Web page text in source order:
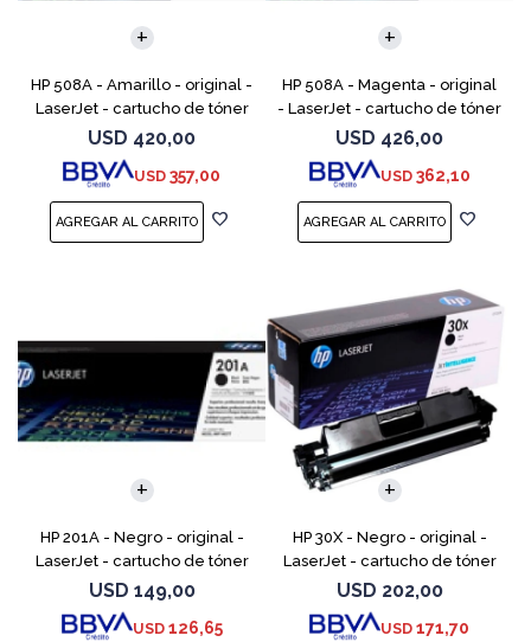
HP 508A - Amarillo - original -
LaserJet - cartucho de tóner
(CF362A) - para Color
LaserJet Enterprise MFP M577;
LaserJet Enterp
USD 420,00
USD 357,00
HP 508A - Magenta - original
- LaserJet - cartucho de tóner
(CF363A) - para Color
LaserJet Enterprise MFP M577;
LaserJet Enterpr
USD 426,00
USD 362,10
HP 201A - Negro - original -
LaserJet - cartucho de tóner
(CF400A) - para Color
LaserJet Pro M252dn,
M252dw, M252n, MFP M277c6,
USD 149,00
USD 126,65
HP 30X - Negro - original -
LaserJet - cartucho de tóner
(CF230X) - para LaserJet Pro
M203d, M203dn, M203dw, MFP
M227fdn, MFP M2
USD 202,00
USD 171,70